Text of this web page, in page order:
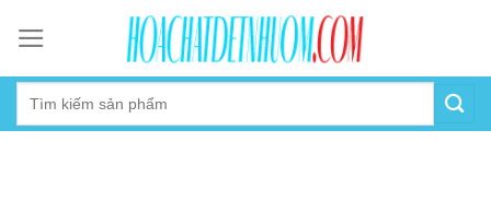
content